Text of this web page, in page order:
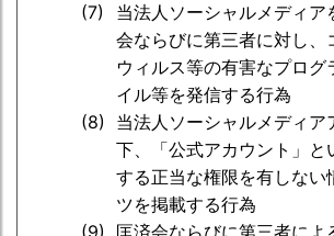
当法人ソーシャルメディア
会ならびに第三者に対し、
ウィルス等の有害なプログ
イル等を発信する行為
当法人ソーシャルメディア
下、「公式アカウント」と
する正当な権限を有しない
ツを掲載する行為
匡済会ならびに第三者によ